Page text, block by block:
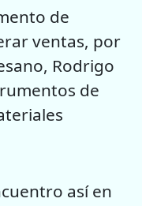
de
ventas, por
Rodrigo
de
así en